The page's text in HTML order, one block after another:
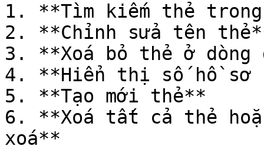
1. **Tìm kiếm thẻ
2. **Chỉnh sửa tên
3. **Xoá bỏ thẻ ở dòng
4. **Hiển thị số hồ sơ
5. **Tạo mới thẻ**
6. **Xoá tất cả thẻ
xoá**